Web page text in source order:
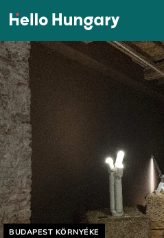
Ugrás a tartalomhoz
Helyszín címkék:
BUDAPEST KÖRNYÉKE